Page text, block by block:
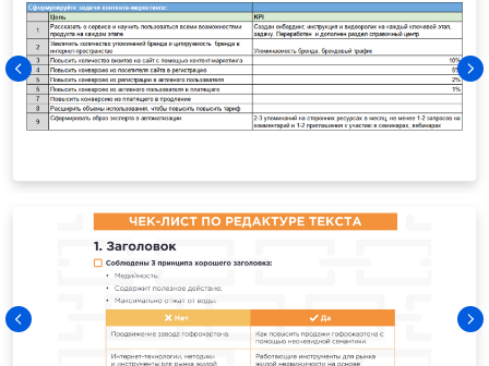
менеджеры и клиенты) для
исследования аудитории
Инструкция по настройке бизнес-
процессов в Trello (Яндекс Трекер,
Asana - любой канбан сервис)